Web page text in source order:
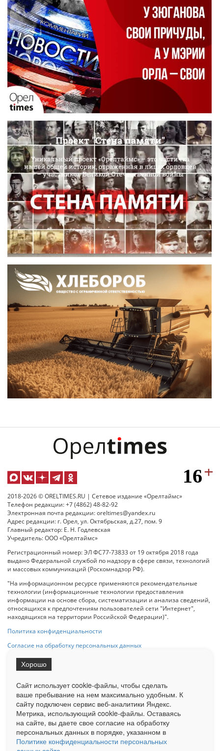
2018-2026 © ORELTIMES.RU | Сетевое издание «Орелтаймс»
Телефон редакции: +7 (4862) 48-82-92
Электронная почта редакции: oreltimes@yandex.ru
Адрес редакции: г. Орел, ул. Октябрьская, д.27, пом. 9
Главный редактор: Е. Н. Годлевская
Учредитель: ООО «Орелтаймс»
Регистрационный номер: ЭЛ ФС77-73833 от 19 октября 2018 года
выдано Федеральной службой по надзору в сфере связи, технологий
и массовых коммуникаций (Роскомнадзор РФ).
"На информационном ресурсе применяются рекомендательные
технологии (информационные технологии предоставления
информации на основе сбора, систематизации и анализа сведений,
относящихся к предпочтениям пользователей сети "Интернет",
находящихся на территории Российской Федерации)".
Политика конфиденциальности
Согласие на обработку персональных данных
на Сетевое издание «ОрелТаймс» обязательна.
Ограниченная статистика посещаемости доступна на сайте
Liveinternet.ru . Подробная статистика для рекламодателей по запросу
у менеджера.
Реклама Документы О нас Контакты
Сайт использует cookie-файлы, чтобы сделать
ваше пребывание на нем максимально удобным. К
cайту подключен сервис веб-аналитики Яндекс.
Метрика, использующий cookie-файлы. Оставаясь
на сайте, вы даете свое согласие на обработку
персональных данных в порядке, указанном в
Политике конфиденциальности персональных
Хорошо